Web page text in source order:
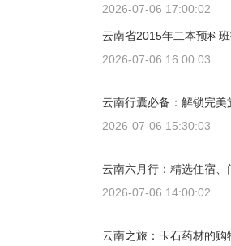
2026-07-06 17:00:02
云南省2015年二本预科
2026-07-06 16:00:03
云南行囊必备：解锁完美
2026-07-06 15:30:03
云南六月行：精选住宿
2026-07-06 14:00:02
云南之旅：玉石药材的